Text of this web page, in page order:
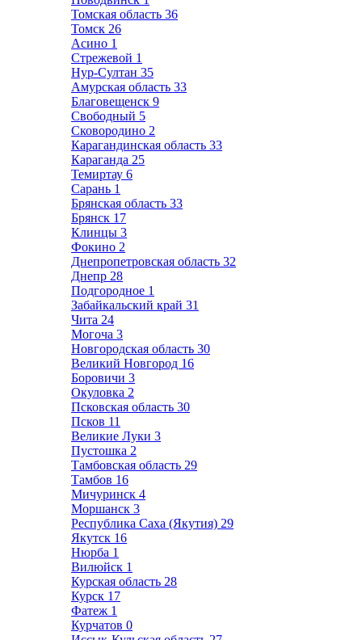
Томская область 36
Томск 26
Асино 1
Стрежевой 1
Нур-Султан 35
Амурская область 33
Благовещенск 9
Свободный 5
Сковородино 2
Карагандинская область 33
Караганда 25
Темиртау 6
Сарань 1
Брянская область 33
Брянск 17
Клинцы 3
Фокино 2
Днепропетровская область 32
Днепр 28
Подгородное 1
Забайкальский край 31
Чита 24
Могоча 3
Новгородская область 30
Великий Новгород 16
Боровичи 3
Окуловка 2
Псковская область 30
Псков 11
Великие Луки 3
Пустошка 2
Тамбовская область 29
Тамбов 16
Мичуринск 4
Моршанск 3
Республика Саха (Якутия) 29
Якутск 16
Нюрба 1
Вилюйск 1
Курская область 28
Курск 17
Фатеж 1
Курчатов 0